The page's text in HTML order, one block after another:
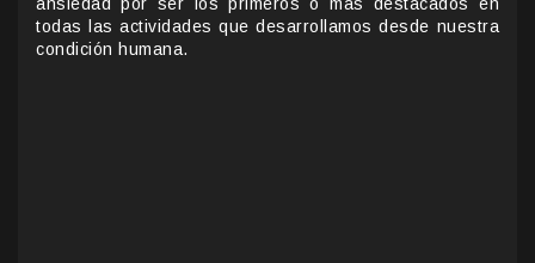
ansiedad por ser los primeros o más destacados en
todas las actividades que desarrollamos desde nuestra
condición humana.